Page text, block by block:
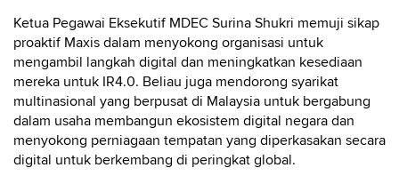
Ketua Pegawai Eksekutif MDEC Surina Shukri memuji sikap
proaktif Maxis dalam menyokong organisasi untuk
mengambil langkah digital dan meningkatkan kesediaan
mereka untuk IR4.0. Beliau juga mendorong syarikat
multinasional yang berpusat di Malaysia untuk bergabung
dalam usaha membangun ekosistem digital negara dan
menyokong perniagaan tempatan yang diperkasakan secara
digital untuk berkembang di peringkat global.